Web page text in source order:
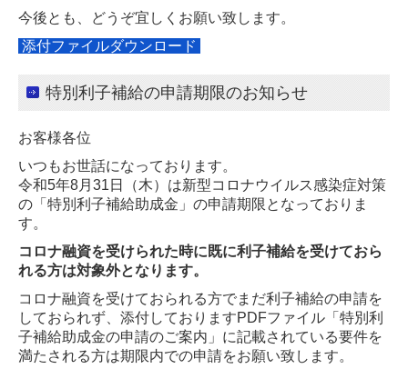
今後とも、どうぞ宜しくお願い致します。
添付ファイルダウンロード
特別利子補給の申請期限のお知らせ
お客様各位
いつもお世話になっております。
令和5年8月31日（木）は新型コロナウイルス感染症対策
の「特別利子補給助成金」の申請期限となっておりま
す。
コロナ融資を受けられた時に既に利子補給を受けておら
れる方は対象外となります。
コロナ融資を受けておられる方でまだ利子補給の申請を
しておられず、添付しておりますPDFファイル「特別利
子補給助成金の申請のご案内」に記載されている要件を
満たされる方は期限内での申請をお願い致します。